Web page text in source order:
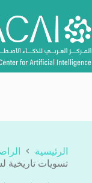
إلى
المحتوى
الرئيسية
تسويات تاريخية